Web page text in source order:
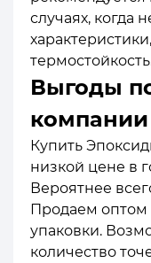
случаях, когда
Выгоды
компании
Купить
низкой цене в
Вероятнее
Продаем оптом
упаковки.
количество